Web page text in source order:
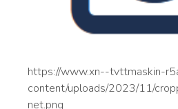
https://www.xn--tvttmaskin-
content/uploads/2023/11/
net.png